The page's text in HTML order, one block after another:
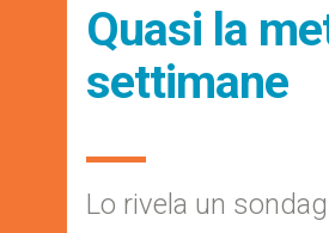
Quasi la
settimane
Lo rivela un